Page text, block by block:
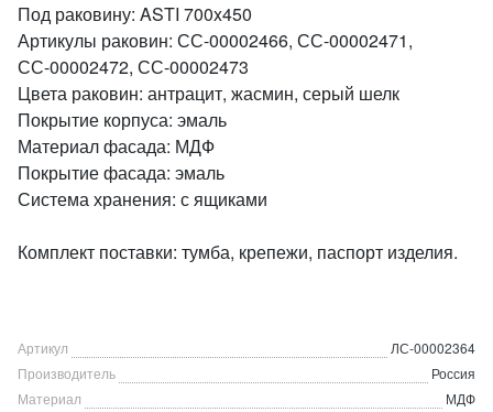
Под раковину: ASTI 700x450
Артикулы раковин: СС-00002466, СС-00002471,
СС-00002472, СС-00002473
Цвета раковин: антрацит, жасмин, серый шелк
Покрытие корпуса: эмаль
Материал фасада: МДФ
Покрытие фасада: эмаль
Система хранения: с ящиками
Комплект поставки: тумба, крепежи, паспорт изделия.
Артикул
ЛС-00002364
Производитель
Россия
Материал
МДФ